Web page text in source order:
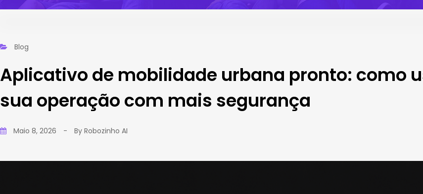
Blog
Aplicativo de mobilidade urbana pronto: como
sua operação com mais segurança
Maio 8, 2026 - By Robozinho AI